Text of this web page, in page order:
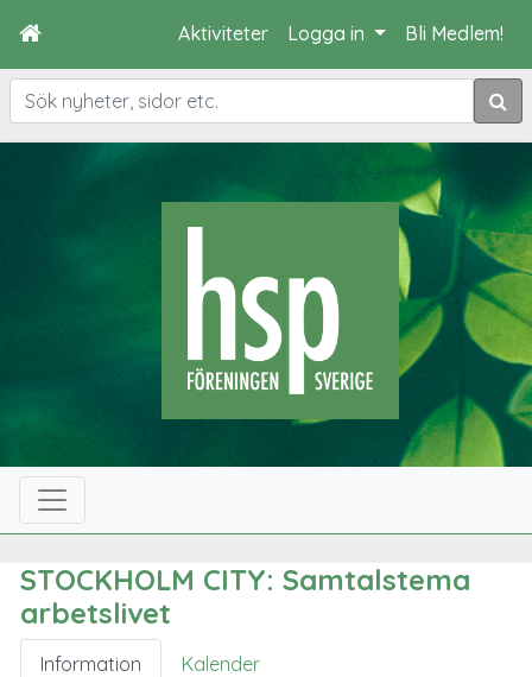
Aktiviteter Logga in Bli Medlem!
Sök
STOCKHOLM CITY: Samtalstema
arbetslivet
Information Kalender